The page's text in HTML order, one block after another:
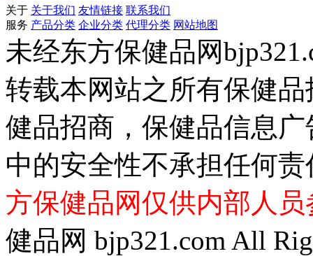
关于 关于我们 友情链接 联系我们
服务 产品分类 企业分类 代理分类 网站地图
未经东方保健品网
转载本网站之所有保健
健品招商，保健品信息
中的安全性不承担任何责
方保健品网仅供内部人
健品网 bjp321.com All